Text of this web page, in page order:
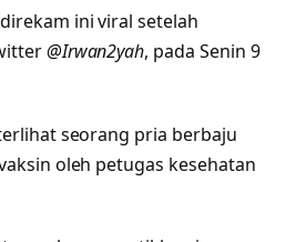
ini viral setelah
@Irwan2yah, pada Senin 9
seorang pria berbaju
oleh petugas kesehatan